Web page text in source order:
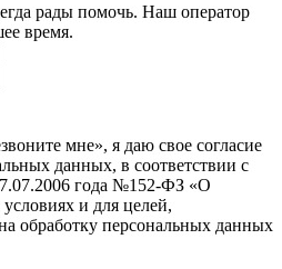
рады помочь. Наш оператор
время.
мне», я даю свое согласие
данных, в соответствии с
года №152-ФЗ «О
и для целей,
обработку персональных данных